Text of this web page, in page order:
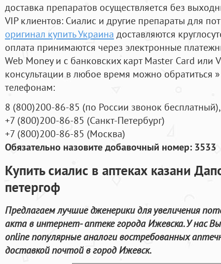
доставка препаратов осуществляется без
VIP клиентов: Сиалис и другие препараты для
оригинал купить Украина доставляются
оплата принимаются через электронные
Web Money и с банковских карт Master Card или
консультации в любое время можно обратиться
телефонам:
8 (800)200-86-85 (по России звонок бесплатный),
+7 (800)200-86-85 (Санкт-Петербург)
+7 (800)200-86-85 (Москва)
Обязательно назовите добавочный номер: 3533
Купить сиалис в аптеках казани
петергоф
Предлагаем лучшие дженерики для увеличения
акта в интернет- аптеке города Ижевска. У нас
online популярные аналоги востребованных
доставкой почтой в город Ижевск.